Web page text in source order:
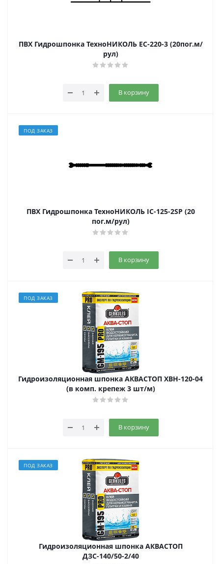
ПВХ Гидрошпонка ТехноНИКОЛЬ EC-220-3 (20пог.м/
рул)
В корзину
ПОД ЗАКАЗ
ПВХ Гидрошпонка ТехноНИКОЛЬ IC-125-2SP (20
пог.м/рул)
В корзину
ПОД ЗАКАЗ
Гидроизоляционная шпонка АКВАСТОП ХВН-120-04
(в комп. крепеж 3 шт/м)
В корзину
ПОД ЗАКАЗ
Гидроизоляционная шпонка АКВАСТОП
ДЗС-140/50-2/40